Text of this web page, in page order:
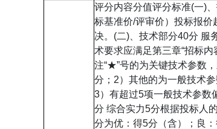
评分内容分值评分标准(一)
标基准价/评审价）投标报
决。(二)、技术部分40分 服
术要求应满足第三章“招标
注“★”号的为关键技术参数
分；2）其他的为一般技术
3）有超过5项一般技术参数
分 综合实力5分根据投标人
分为优：得5分（含）；良